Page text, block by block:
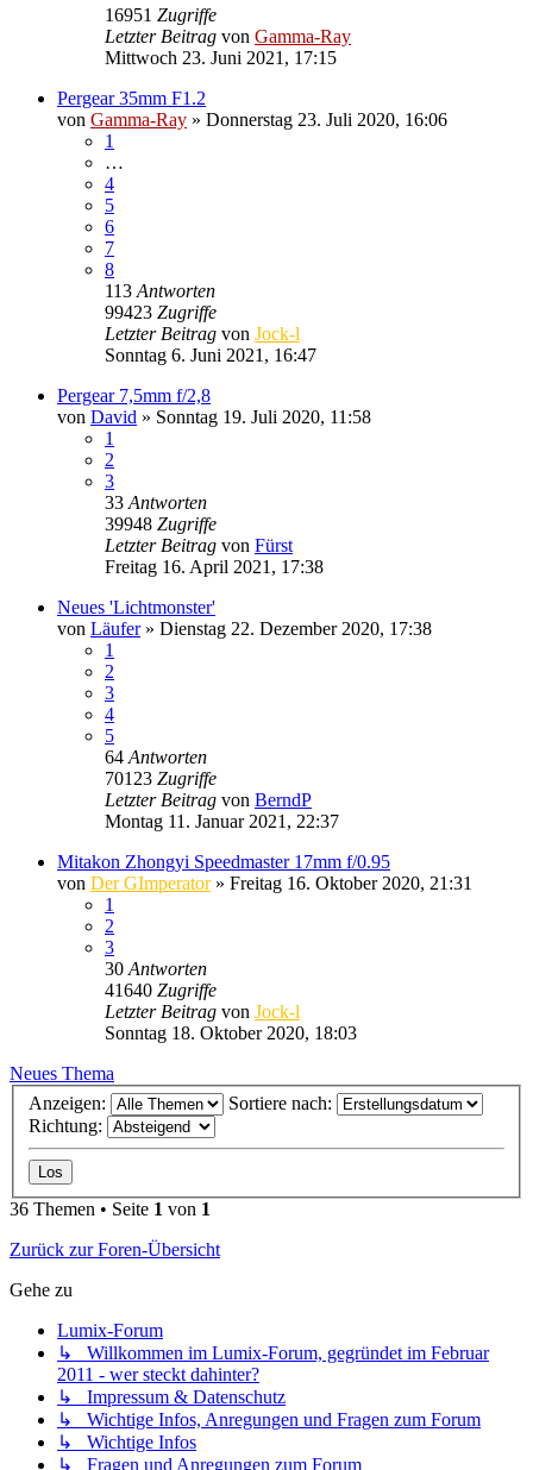
16951 Zugriffe
Letzter Beitrag von Gamma-Ray
Mittwoch 23. Juni 2021, 17:15
Pergear 35mm F1.2
von Gamma-Ray » Donnerstag 23. Juli 2020, 16:06
1
…
4
5
6
7
8
113 Antworten
99423 Zugriffe
Letzter Beitrag von Jock-l
Sonntag 6. Juni 2021, 16:47
Pergear 7,5mm f/2,8
von David » Sonntag 19. Juli 2020, 11:58
1
2
3
33 Antworten
39948 Zugriffe
Letzter Beitrag von Fürst
Freitag 16. April 2021, 17:38
Neues 'Lichtmonster'
von Läufer» Dienstag 22. Dezember 2020, 17:38
1
2
3
4
5
64 Antworten
70123 Zugriffe
Letzter Beitrag von BerndP
Montag 11. Januar 2021, 22:37
Mitakon Zhongyi Speedmaster 17mm f/0.95
von Der GImperator» Freitag 16. Oktober 2020, 21:31
1
2
3
30 Antworten
41640 Zugriffe
Letzter Beitrag von Jock-l
Sonntag 18. Oktober 2020, 18:03
Neues Thema
Anzeigen:
Sortiere nach:
Richtung:
36 Themen • Seite 1 von 1
Zurück zur Foren-Übersicht
Gehe zu
Lumix-Forum
↳ Willkommen im Lumix-Forum, gegründet im Februar
2011 - wer steckt dahinter?
↳ Impressum & Datenschutz
↳ Wichtige Infos, Anregungen und Fragen zum Forum
↳ Wichtige Infos
↳ Fragen und Anregungen zum Forum